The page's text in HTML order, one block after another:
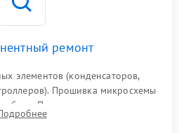
ремонт
элементов (конденсаторов,
Прошивка микросхемы
сбоях. При поломке подсветки —
выгоревших светодиодов.